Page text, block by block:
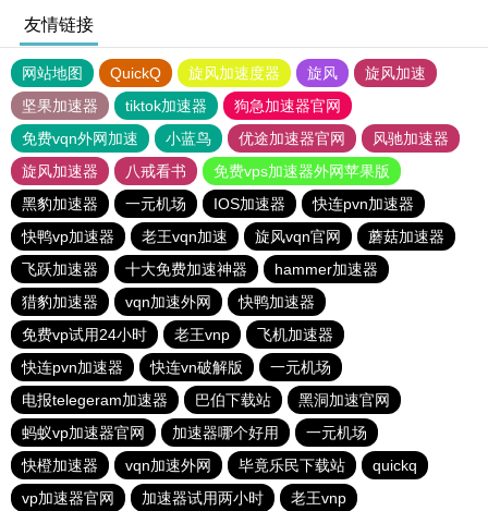
友情链接
网站地图 QuickQ 旋风加速度器 旋风
旋风加速
坚果加速器
tiktok加速器
狗急加速器官网
免费vqn外网加速
小蓝鸟 优途加速器官网
风驰加速器
旋风加速器
八戒看书
免费vps加速器外网苹果版
黑豹加速器
一元机场 IOS加速器
快连pvn加速器
快鸭vp加速器
老王vqn加速 旋风vqn官网
蘑菇加速器
飞跃加速器
十大免费加速神器
hammer加速器
猎豹加速器
vqn加速外网
快鸭加速器
免费vp试用24小时
老王vnp
飞机加速器
快连pvn加速器
快连vn破解版
一元机场
电报telegeram加速器
巴伯下载站
黑洞加速官网
蚂蚁vp加速器官网
加速器哪个好用
一元机场
快橙加速器
vqn加速外网 毕竟乐民下载站
quickq
vp加速器官网
加速器试用两小时 老王vnp